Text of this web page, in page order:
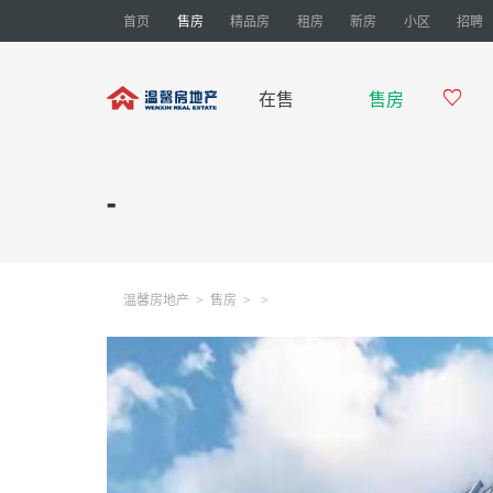
首页 售房 精品房 租房 新房 小区 招聘
在售 售房 
-
温馨房地产 > 售房 > >